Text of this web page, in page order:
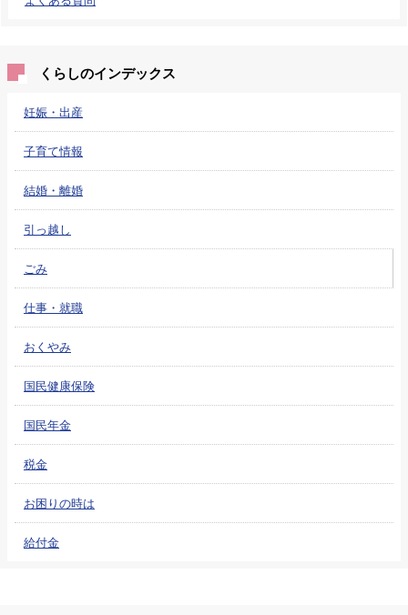
くらしのインデックス
妊娠・出産
子育て情報
結婚・離婚
引っ越し
ごみ
仕事・就職
おくやみ
国民健康保険
国民年金
税金
お困りの時は
給付金